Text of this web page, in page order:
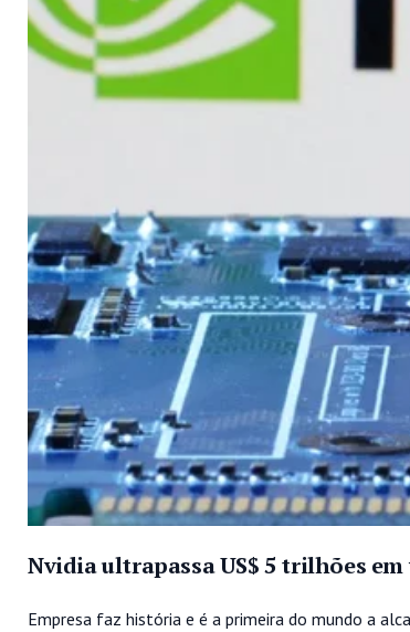
Nvidia ultrapassa US$ 5 trilhões
Empresa faz história e é a primeira do mundo a